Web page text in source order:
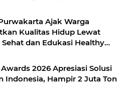
Ajak Warga
Kualitas Hidup Lewat
Sehat dan Edukasi Healthy
2026 Apresiasi Solusi
Indonesia, Hampir 2 Juta Ton